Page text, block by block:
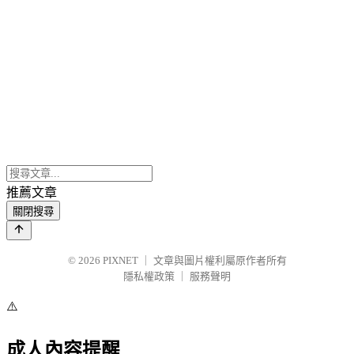
推薦文章
關閉搜尋
© 2026 PIXNET
文章與圖片權利屬原作者所有
隱私權政策
服務聲明
⚠️
成人內容提醒